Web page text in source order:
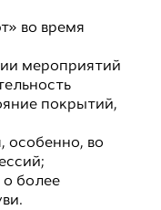
во время
мероприятий
покрытий,
особенно, во
о более